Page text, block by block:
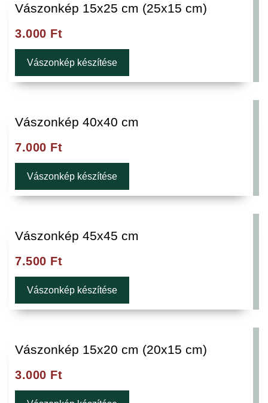
Vászonkép 15x25 cm (25x15 cm)
3.000 Ft
Vászonkép készítése
Vászonkép 40x40 cm
7.000 Ft
Vászonkép készítése
Vászonkép 45x45 cm
7.500 Ft
Vászonkép készítése
Vászonkép 15x20 cm (20x15 cm)
3.000 Ft